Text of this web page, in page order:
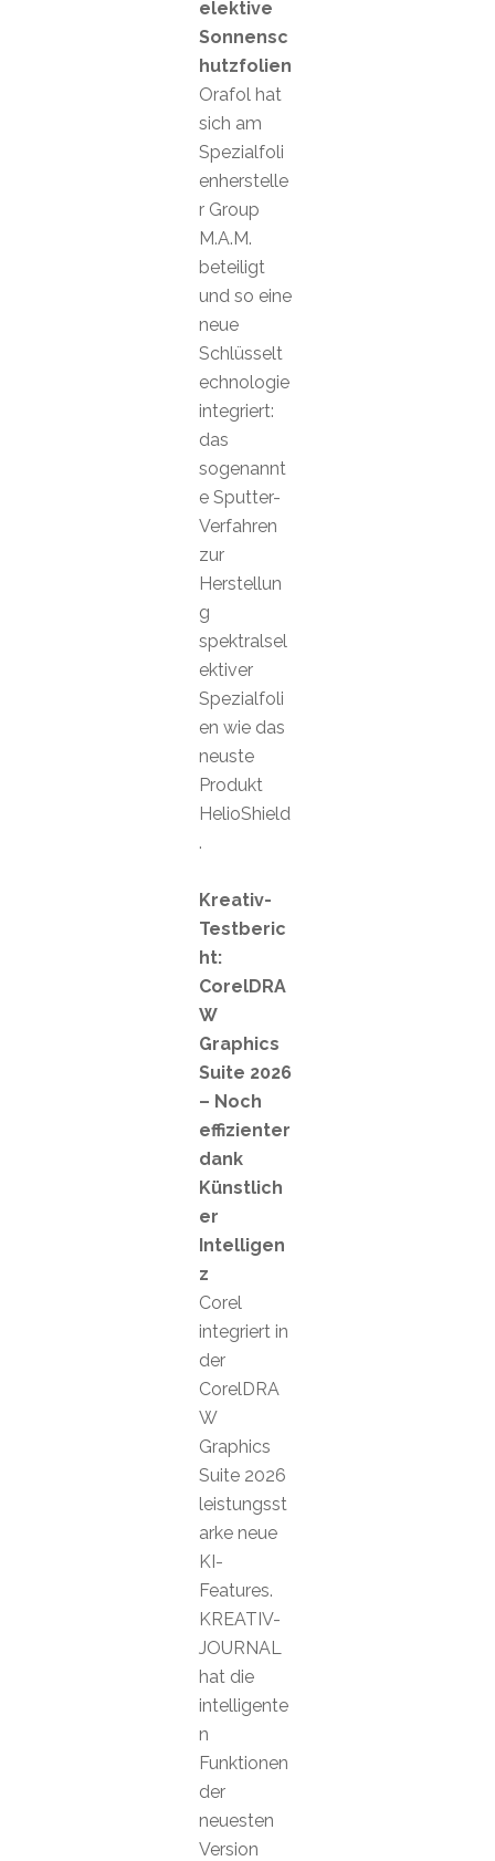
elektive
Sonnensc
hutzfolien
Orafol hat
sich am
Spezialfoli
enherstelle
r Group
M.A.M.
beteiligt
und so eine
neue
Schlüsselt
echnologie
integriert:
das
sogenannt
e Sputter-
Verfahren
zur
Herstellun
g
spektralsel
ektiver
Spezialfoli
en wie das
neuste
Produkt
HelioShield
.
Kreativ-
Testberic
ht:
CorelDRA
W
Graphics
Suite 2026
– Noch
effizienter
dank
Künstlich
er
Intelligen
z
Corel
integriert in
der
CorelDRA
W
Graphics
Suite 2026
leistungsst
arke neue
KI-
Features.
KREATIV-
JOURNAL
hat die
intelligente
n
Funktionen
der
neuesten
Version